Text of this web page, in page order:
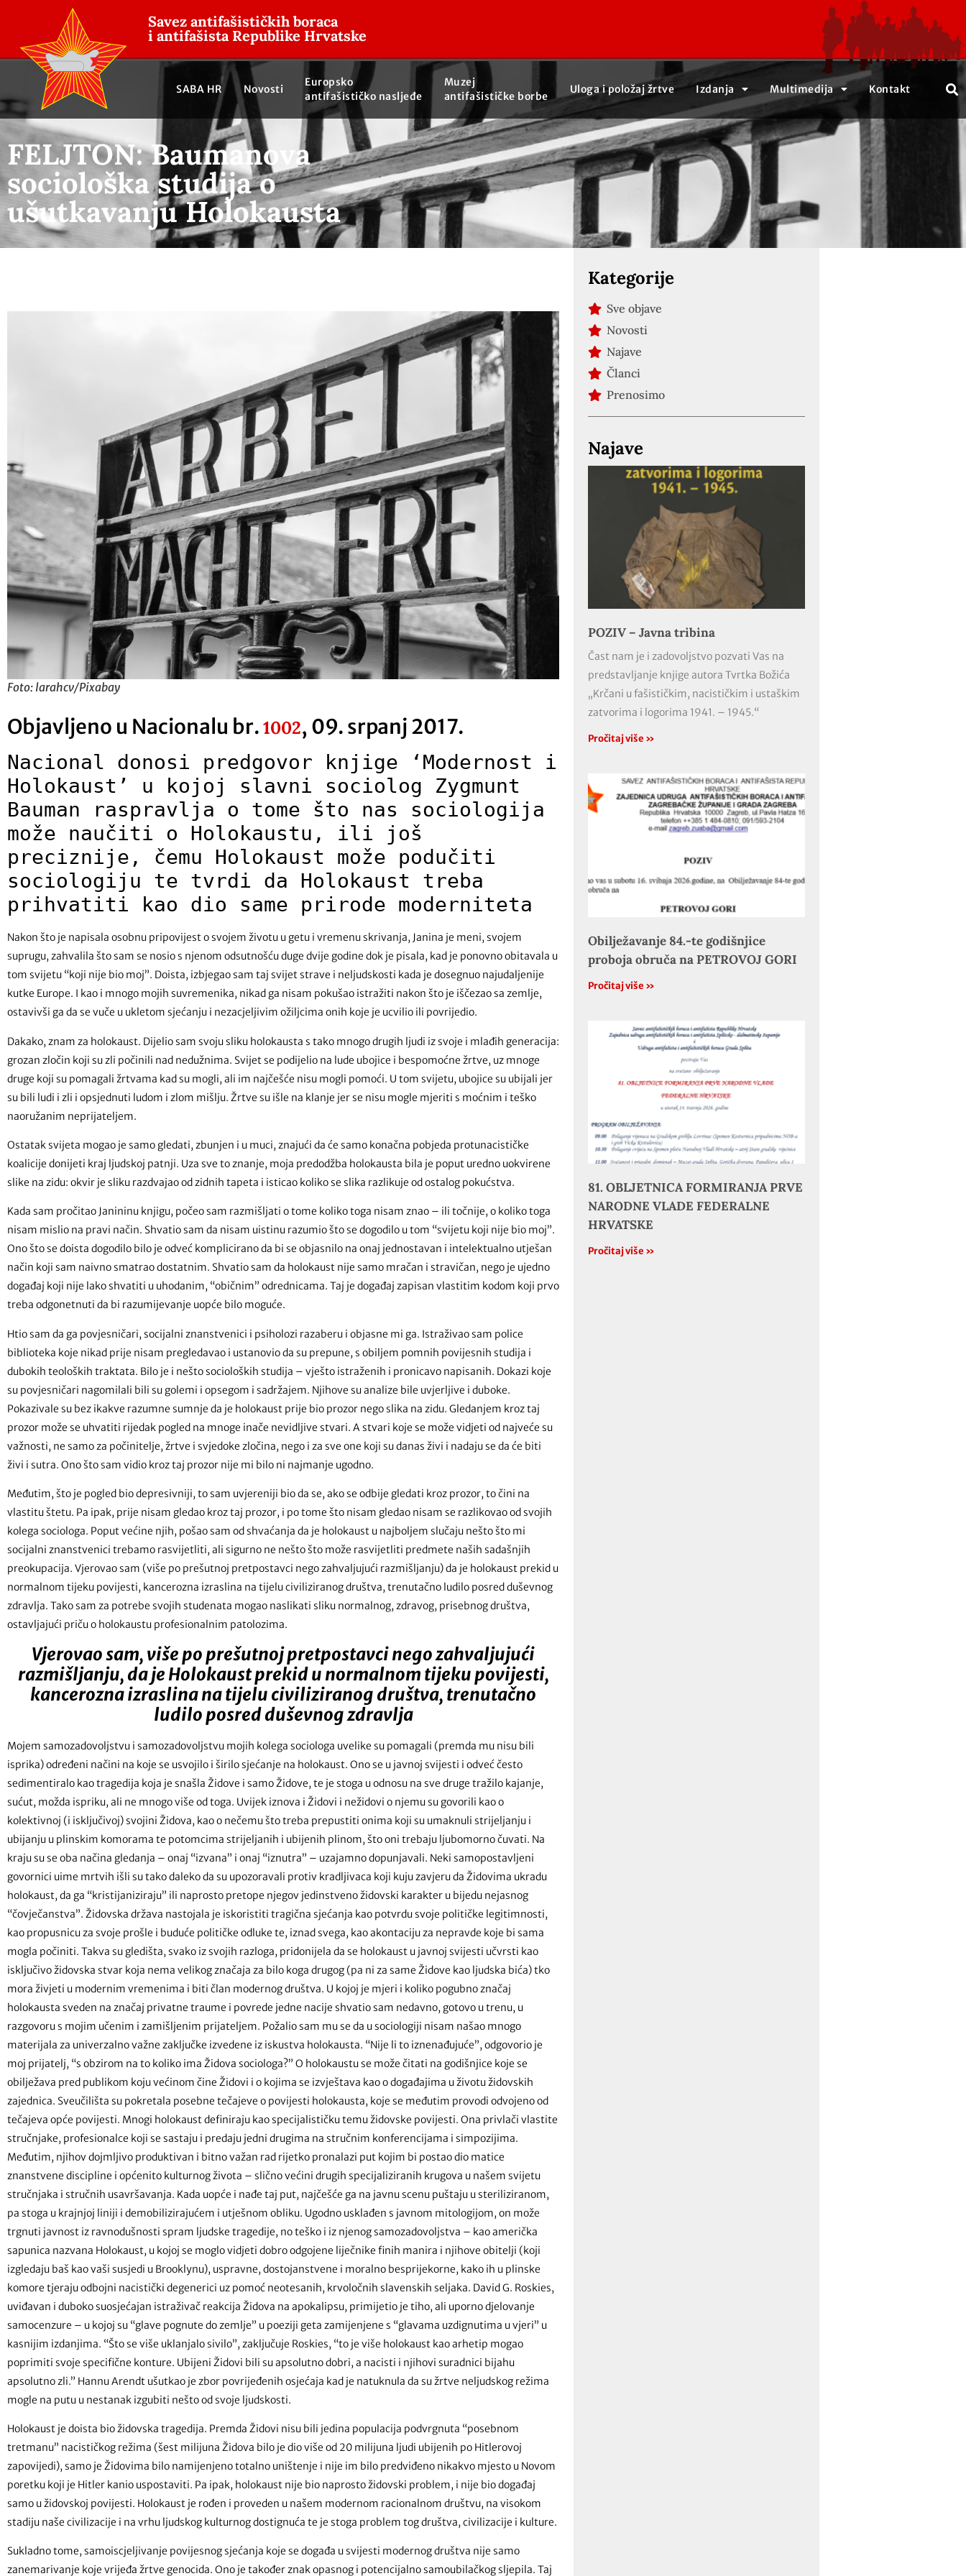
Savez antifašističkih boraca
i antifašista Republike Hrvatske
SABA HR Novosti
Europsko
antifašističko nasljeđe
Muzej
antifašističke borbe
Uloga i položaj žrtve Izdanja Multimedija Kontakt
FELJTON: Baumanova
sociološka studija o
ušutkavanju Holokausta
Foto: larahcv/Pixabay
Objavljeno u Nacionalu br.1002, 09. srpanj 2017.
Nacional donosi predgovor knjige ‘Modernost i
Holokaust’ u kojoj slavni sociolog Zygmunt
Bauman raspravlja o tome što nas sociologija
može naučiti o Holokaustu, ili još
preciznije, čemu Holokaust može podučiti
sociologiju te tvrdi da Holokaust treba
prihvatiti kao dio same prirode moderniteta
Nakon što je napisala osobnu pripovijest o svojem životu u getu i vremenu skrivanja, Janina je meni, svojem
suprugu, zahvalila što sam se nosio s njenom odsutnošću duge dvije godine dok je pisala, kad je ponovno obitavala u
tom svijetu “koji nije bio moj”. Doista, izbjegao sam taj svijet strave i neljudskosti kada je dosegnuo najudaljenije
kutke Europe. I kao i mnogo mojih suvremenika, nikad ga nisam pokušao istražiti nakon što je iščezao sa zemlje,
ostavivši ga da se vuče u ukletom sjećanju i nezacjeljivim ožiljcima onih koje je ucvilio ili povrijedio.
Dakako, znam za holokaust. Dijelio sam svoju sliku holokausta s tako mnogo drugih ljudi iz svoje i mlađih generacija:
grozan zločin koji su zli počinili nad nedužnima. Svijet se podijelio na lude ubojice i bespomoćne žrtve, uz mnoge
druge koji su pomagali žrtvama kad su mogli, ali im najčešće nisu mogli pomoći. U tom svijetu, ubojice su ubijali jer
su bili ludi i zli i opsjednuti ludom i zlom mišlju. Žrtve su išle na klanje jer se nisu mogle mjeriti s moćnim i teško
naoružanim neprijateljem.
Ostatak svijeta mogao je samo gledati, zbunjen i u muci, znajući da će samo konačna pobjeda protunacističke
koalicije donijeti kraj ljudskoj patnji. Uza sve to znanje, moja predodžba holokausta bila je poput uredno uokvirene
slike na zidu: okvir je sliku razdvajao od zidnih tapeta i isticao koliko se slika razlikuje od ostalog pokućstva.
Kada sam pročitao Janininu knjigu, počeo sam razmišljati o tome koliko toga nisam znao – ili točnije, o koliko toga
nisam mislio na pravi način. Shvatio sam da nisam uistinu razumio što se dogodilo u tom “svijetu koji nije bio moj”.
Ono što se doista dogodilo bilo je odveć komplicirano da bi se objasnilo na onaj jednostavan i intelektualno utješan
način koji sam naivno smatrao dostatnim. Shvatio sam da holokaust nije samo mračan i stravičan, nego je ujedno
događaj koji nije lako shvatiti u uhodanim, “običnim” odrednicama. Taj je događaj zapisan vlastitim kodom koji prvo
treba odgonetnuti da bi razumijevanje uopće bilo moguće.
Htio sam da ga povjesničari, socijalni znanstvenici i psiholozi razaberu i objasne mi ga. Istraživao sam police
biblioteka koje nikad prije nisam pregledavao i ustanovio da su prepune, s obiljem pomnih povijesnih studija i
dubokih teoloških traktata. Bilo je i nešto socioloških studija – vješto istraženih i pronicavo napisanih. Dokazi koje
su povjesničari nagomilali bili su golemi i opsegom i sadržajem. Njihove su analize bile uvjerljive i duboke.
Pokazivale su bez ikakve razumne sumnje da je holokaust prije bio prozor nego slika na zidu. Gledanjem kroz taj
prozor može se uhvatiti rijedak pogled na mnoge inače nevidljive stvari. A stvari koje se može vidjeti od najveće su
važnosti, ne samo za počinitelje, žrtve i svjedoke zločina, nego i za sve one koji su danas živi i nadaju se da će biti
živi i sutra. Ono što sam vidio kroz taj prozor nije mi bilo ni najmanje ugodno.
Međutim, što je pogled bio depresivniji, to sam uvjereniji bio da se, ako se odbije gledati kroz prozor, to čini na
vlastitu štetu. Pa ipak, prije nisam gledao kroz taj prozor, i po tome što nisam gledao nisam se razlikovao od svojih
kolega sociologa. Poput većine njih, pošao sam od shvaćanja da je holokaust u najboljem slučaju nešto što mi
socijalni znanstvenici trebamo rasvijetliti, ali sigurno ne nešto što može rasvijetliti predmete naših sadašnjih
preokupacija. Vjerovao sam (više po prešutnoj pretpostavci nego zahvaljujući razmišljanju) da je holokaust prekid u
normalnom tijeku povijesti, kancerozna izraslina na tijelu civiliziranog društva, trenutačno ludilo posred duševnog
zdravlja. Tako sam za potrebe svojih studenata mogao naslikati sliku normalnog, zdravog, prisebnog društva,
ostavljajući priču o holokaustu profesionalnim patolozima.
Vjerovao sam, više po prešutnoj pretpostavci nego zahvaljujući
razmišljanju, da je Holokaust prekid u normalnom tijeku povijesti,
kancerozna izraslina na tijelu civiliziranog društva, trenutačno
ludilo posred duševnog zdravlja
Mojem samozadovoljstvu i samozadovoljstvu mojih kolega sociologa uvelike su pomagali (premda mu nisu bili
isprika) određeni načini na koje se usvojilo i širilo sjećanje na holokaust. Ono se u javnoj svijesti i odveć često
sedimentiralo kao tragedija koja je snašla Židove i samo Židove, te je stoga u odnosu na sve druge tražilo kajanje,
sućut, možda ispriku, ali ne mnogo više od toga. Uvijek iznova i Židovi i nežidovi o njemu su govorili kao o
kolektivnoj (i isključivoj) svojini Židova, kao o nečemu što treba prepustiti onima koji su umaknuli strijeljanju i
ubijanju u plinskim komorama te potomcima strijeljanih i ubijenih plinom, što oni trebaju ljubomorno čuvati. Na
kraju su se oba načina gledanja – onaj “izvana” i onaj “iznutra” – uzajamno dopunjavali. Neki samopostavljeni
govornici uime mrtvih išli su tako daleko da su upozoravali protiv kradljivaca koji kuju zavjeru da Židovima ukradu
holokaust, da ga “kristijaniziraju” ili naprosto pretope njegov jedinstveno židovski karakter u bijedu nejasnog
“čovječanstva”. Židovska država nastojala je iskoristiti tragična sjećanja kao potvrdu svoje političke legitimnosti,
kao propusnicu za svoje prošle i buduće političke odluke te, iznad svega, kao akontaciju za nepravde koje bi sama
mogla počiniti. Takva su gledišta, svako iz svojih razloga, pridonijela da se holokaust u javnoj svijesti učvrsti kao
isključivo židovska stvar koja nema velikog značaja za bilo koga drugog (pa ni za same Židove kao ljudska bića) tko
mora živjeti u modernim vremenima i biti član modernog društva. U kojoj je mjeri i koliko pogubno značaj
holokausta sveden na značaj privatne traume i povrede jedne nacije shvatio sam nedavno, gotovo u trenu, u
razgovoru s mojim učenim i zamišljenim prijateljem. Požalio sam mu se da u sociologiji nisam našao mnogo
materijala za univerzalno važne zaključke izvedene iz iskustva holokausta. “Nije li to iznenađujuće”, odgovorio je
moj prijatelj, “s obzirom na to koliko ima Židova sociologa?” O holokaustu se može čitati na godišnjice koje se
obilježava pred publikom koju većinom čine Židovi i o kojima se izvještava kao o događajima u životu židovskih
zajednica. Sveučilišta su pokretala posebne tečajeve o povijesti holokausta, koje se međutim provodi odvojeno od
tečajeva opće povijesti. Mnogi holokaust definiraju kao specijalističku temu židovske povijesti. Ona privlači vlastite
stručnjake, profesionalce koji se sastaju i predaju jedni drugima na stručnim konferencijama i simpozijima.
Međutim, njihov dojmljivo produktivan i bitno važan rad rijetko pronalazi put kojim bi postao dio matice
znanstvene discipline i općenito kulturnog života – slično većini drugih specijaliziranih krugova u našem svijetu
stručnjaka i stručnih usavršavanja. Kada uopće i nađe taj put, najčešće ga na javnu scenu puštaju u steriliziranom,
pa stoga u krajnjoj liniji i demobilizirajućem i utješnom obliku. Ugodno usklađen s javnom mitologijom, on može
trgnuti javnost iz ravnodušnosti spram ljudske tragedije, no teško i iz njenog samozadovoljstva – kao američka
sapunica nazvana Holokaust, u kojoj se moglo vidjeti dobro odgojene liječnike finih manira i njihove obitelji (koji
izgledaju baš kao vaši susjedi u Brooklynu), uspravne, dostojanstvene i moralno besprijekorne, kako ih u plinske
komore tjeraju odbojni nacistički degenerici uz pomoć neotesanih, krvoločnih slavenskih seljaka. David G. Roskies,
uviđavan i duboko suosjećajan istraživač reakcija Židova na apokalipsu, primijetio je tiho, ali uporno djelovanje
samocenzure – u kojoj su “glave pognute do zemlje” u poeziji geta zamijenjene s “glavama uzdignutima u vjeri” u
kasnijim izdanjima. “Što se više uklanjalo sivilo”, zaključuje Roskies, “to je više holokaust kao arhetip mogao
poprimiti svoje specifične konture. Ubijeni Židovi bili su apsolutno dobri, a nacisti i njihovi suradnici bijahu
apsolutno zli.” Hannu Arendt ušutkao je zbor povrijeđenih osjećaja kad je natuknula da su žrtve neljudskog režima
mogle na putu u nestanak izgubiti nešto od svoje ljudskosti.
Holokaust je doista bio židovska tragedija. Premda Židovi nisu bili jedina populacija podvrgnuta “posebnom
tretmanu” nacističkog režima (šest milijuna Židova bilo je dio više od 20 milijuna ljudi ubijenih po Hitlerovoj
zapovijedi), samo je Židovima bilo namijenjeno totalno uništenje i nije im bilo predviđeno nikakvo mjesto u Novom
poretku koji je Hitler kanio uspostaviti. Pa ipak, holokaust nije bio naprosto židovski problem, i nije bio događaj
samo u židovskoj povijesti. Holokaust je rođen i proveden u našem modernom racionalnom društvu, na visokom
stadiju naše civilizacije i na vrhu ljudskog kulturnog dostignuća te je stoga problem tog društva, civilizacije i kulture.
Sukladno tome, samoiscjeljivanje povijesnog sjećanja koje se događa u svijesti modernog društva nije samo
zanemarivanje koje vrijeđa žrtve genocida. Ono je također znak opasnog i potencijalno samoubilačkog sljepila. Taj
Kategorije
Sve objave
Novosti
Najave
Članci
Prenosimo
Najave
POZIV – Javna tribina
Čast nam je i zadovoljstvo pozvati Vas na
predstavljanje knjige autora Tvrtka Božića
„Krčani u fašističkim, nacističkim i ustaškim
zatvorima i logorima 1941. – 1945.“
Pročitaj više »
Obilježavanje 84.-te godišnjice
proboja obruča na PETROVOJ GORI
Pročitaj više »
81. OBLJETNICA FORMIRANJA PRVE
NARODNE VLADE FEDERALNE
HRVATSKE
Pročitaj više »